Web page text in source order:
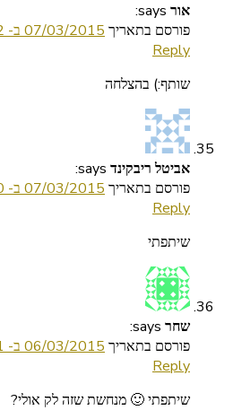
אור says:
פורסם בתאריך 07/03/2015 ב- 17:32
Reply
שותף:) בהצלחה
אביטל ריבקינד says:
פורסם בתאריך 07/03/2015 ב- 16:40
Reply
שיתפתי
שחר says:
פורסם בתאריך 06/03/2015 ב- 13:41
Reply
שיתפתי 🙂 מנחשת שזה לק אולי?